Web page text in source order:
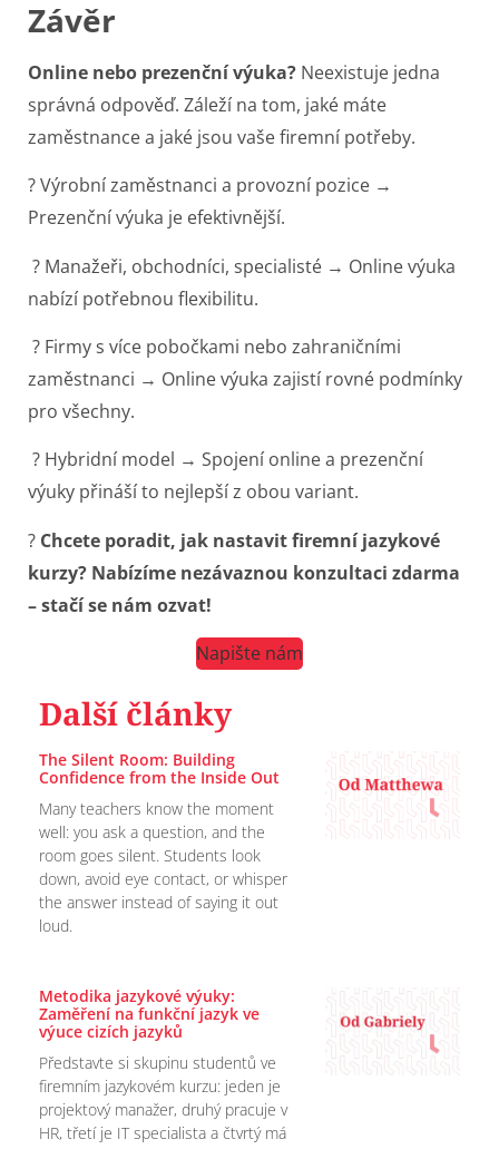
Závěr
Online nebo prezenční výuka? Neexistuje jedna
správná odpověď. Záleží na tom, jaké máte
zaměstnance a jaké jsou vaše firemní potřeby.
? Výrobní zaměstnanci a provozní pozice →
Prezenční výuka je efektivnější.
? Manažeři, obchodníci, specialisté → Online výuka
nabízí potřebnou flexibilitu.
? Firmy s více pobočkami nebo zahraničními
zaměstnanci → Online výuka zajistí rovné podmínky
pro všechny.
? Hybridní model → Spojení online a prezenční
výuky přináší to nejlepší z obou variant.
? Chcete poradit, jak nastavit firemní jazykové
kurzy? Nabízíme nezávaznou konzultaci zdarma
– stačí se nám ozvat!
Napište nám
Další články
The Silent Room: Building
Confidence from the Inside Out
Many teachers know the moment
well: you ask a question, and the
room goes silent. Students look
down, avoid eye contact, or whisper
the answer instead of saying it out
loud.
Metodika jazykové výuky:
Zaměření na funkční jazyk ve
výuce cizích jazyků
Představte si skupinu studentů ve
firemním jazykovém kurzu: jeden je
projektový manažer, druhý pracuje v
HR, třetí je IT specialista a čtvrtý má